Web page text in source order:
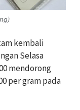
kembali
Selasa
mendorong
per gram pada